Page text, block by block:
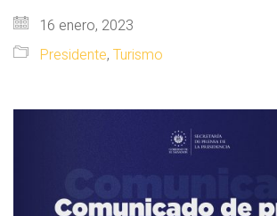
16 enero, 2023
Presidente, Turismo